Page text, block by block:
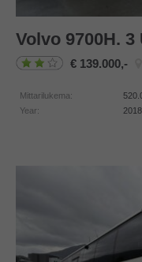
Volvo 9700H. 3
139.000,-
Mittarilukema:
Year:
2018